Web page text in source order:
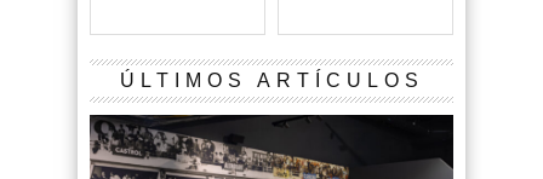
ÚLTIMOS ARTÍCULOS